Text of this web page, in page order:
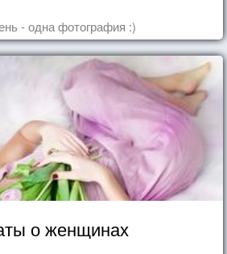
- одна фотография :)
о женщинах